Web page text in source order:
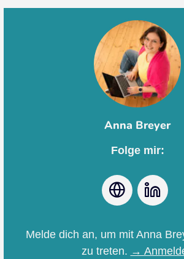
Anna Breyer
Folge mir:
Webseite
Melde dich an, um mit Anna
zu treten. →